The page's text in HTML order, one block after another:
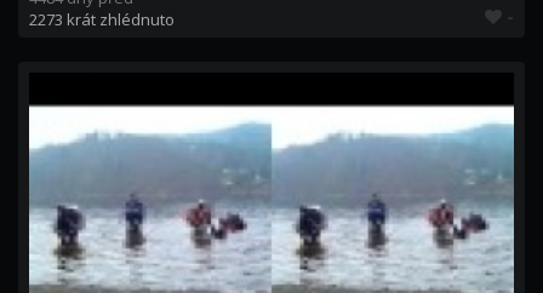
2273 krát zhlédnuto
-